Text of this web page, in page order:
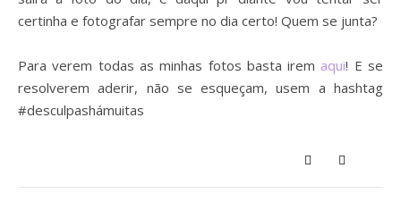
certinha e fotografar sempre no dia certo! Quem se junta?
Para verem todas as minhas fotos basta irem aqui! E se
resolverem aderir, não se esqueçam, usem a hashtag
#desculpashámuitas